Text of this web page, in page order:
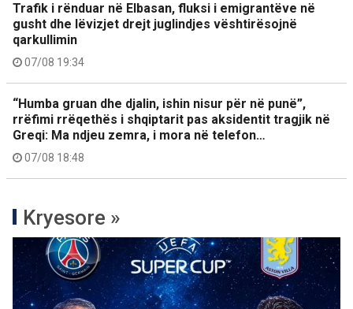
Trafik i rënduar në Elbasan, fluksi i emigrantëve në
gusht dhe lëvizjet drejt juglindjes vështirësojnë
qarkullimin
07/08 19:34
“Humba gruan dhe djalin, ishin nisur për në punë”,
rrëfimi rrëqethës i shqiptarit pas aksidentit tragjik në
Greqi: Ma ndjeu zemra, i mora në telefon…
07/08 18:48
Kryesore »